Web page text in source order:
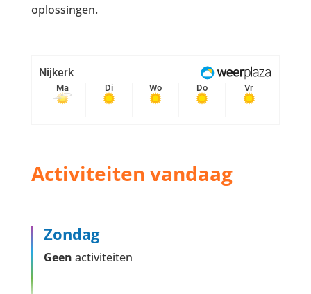
oplossingen.
Activiteiten vandaag
Zondag
Geen activiteiten